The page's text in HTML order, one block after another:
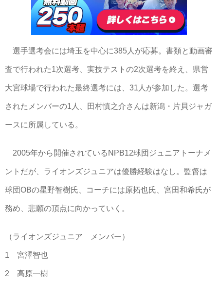
選手選考会には埼玉を中心に385人が応募。書類と動画審
査で行われた1次選考、実技テストの2次選考を終え、県営
大宮球場で行われた最終選考には、31人が参加した。選考
されたメンバーの1人、田村慎之介さんは新潟・片貝ジャガ
ースに所属している。
2005年から開催されているNPB12球団ジュニアトーナメ
ントだが、ライオンズジュニアは優勝経験はなし。監督は
球団OBの星野智樹氏、コーチには原拓也氏、宮田和希氏が
務め、悲願の頂点に向かっていく。
（ライオンズジュニア メンバー）
1 宮澤智也
2 高原一樹